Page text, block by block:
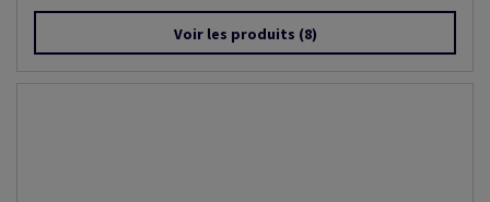
Voir les produits (8)